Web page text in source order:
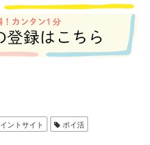
ントサイト ポイ活